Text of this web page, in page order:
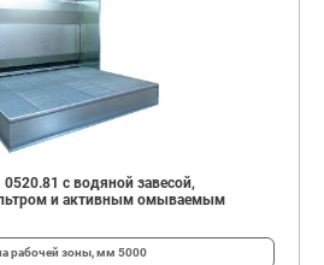
с водяной завесой,
и активным омываемым
рабочей зоны, мм 5000